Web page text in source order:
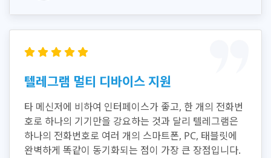
텔레그램 멀티 디바이스 지원
타 메신저에 비하여 인터페이스가 좋고, 한 개의 전화번
호로 하나의 기기만을 강요하는 것과 달리 텔레그램은
하나의 전화번호로 여러 개의 스마트폰, PC, 태블릿에
완벽하게 똑같이 동기화되는 점이 가장 큰 장점입니다.